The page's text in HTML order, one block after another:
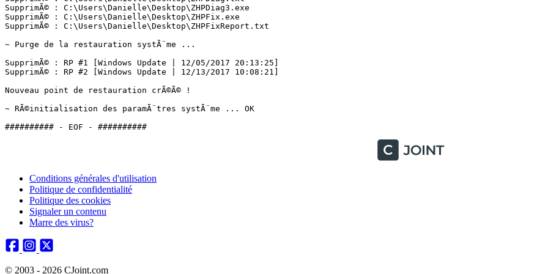
SupprimÃ© : C:\Users\Danielle\Desktop\ZHPDiag3.exe
SupprimÃ© : C:\Users\Danielle\Desktop\ZHPFix.exe
SupprimÃ© : C:\Users\Danielle\Desktop\ZHPFixReport.txt
~ Purge de la restauration systÃ¨me ...
SupprimÃ© : RP #1 [Windows Update | 12/05/2017 20:13:25]
SupprimÃ© : RP #2 [Windows Update | 12/13/2017 10:08:21]
Nouveau point de restauration crÃ©Ã© !
~ RÃ©initialisation des paramÃ¨tres systÃ¨me ... OK
Conditions générales d'utilisation
Politique de confidentialité
Politique des cookies
Signaler un contenu
Marre des virus?
© 2003 - 2026 CJoint.com